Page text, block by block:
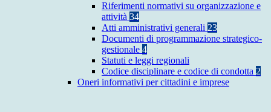
Riferimenti normativi su organizzazione e
attività 34
Atti amministrativi generali 23
Documenti di programmazione strategico-
gestionale 4
Statuti e leggi regionali
Codice disciplinare e codice di condotta 2
Oneri informativi per cittadini e imprese